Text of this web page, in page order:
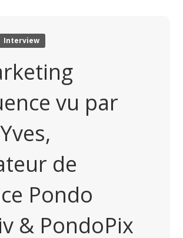
Interview
vu par
de
Pondo
& PondoPix